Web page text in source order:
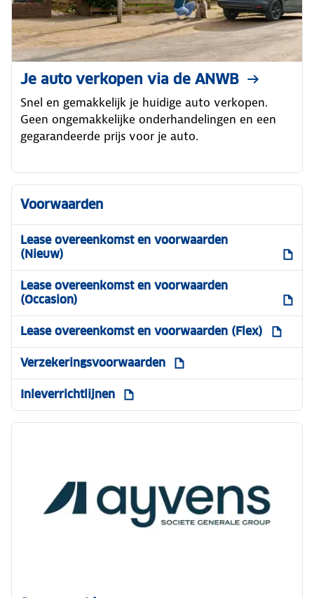
Je auto verkopen via de ANWB
Snel en gemakkelijk je huidige auto verkopen.
Geen ongemakkelijke onderhandelingen en een
gegarandeerde prijs voor je auto.
Voorwaarden
Lease overeenkomst en voorwaarden
(Nieuw)
Lease overeenkomst en voorwaarden
(Occasion)
Lease overeenkomst en voorwaarden (Flex)
Verzekeringsvoorwaarden
Inleverrichtlijnen